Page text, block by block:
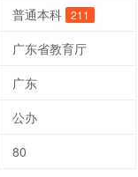
普通本科 211
广东省教育厅
广东
公办
80